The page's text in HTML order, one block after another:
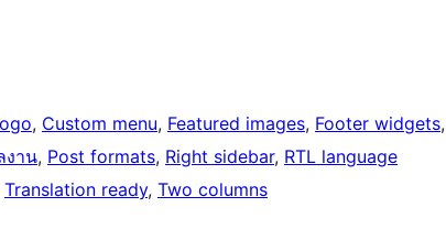
, Custom menu, Featured images, Footer widgets
งาน, Post formats, Right sidebar, RTL language
Translation ready, Two columns